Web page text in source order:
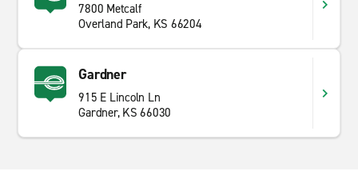
7800 Metcalf
Overland Park, KS 66204
Gardner
915 E Lincoln Ln
Gardner, KS 66030